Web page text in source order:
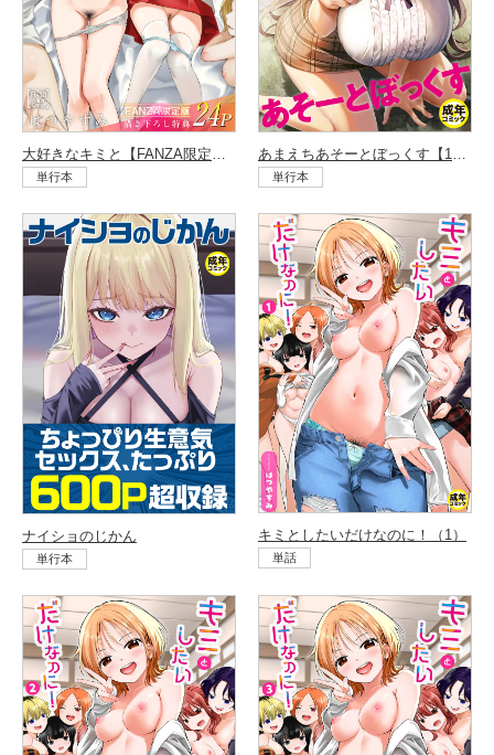
単行本 単行本
ナイショのじかん
単行本
キミとしたいだけなのに！（1）
単話